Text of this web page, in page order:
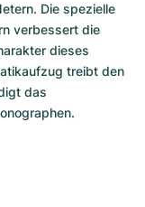
Die spezielle
verbessert die
dieses
treibt den
das